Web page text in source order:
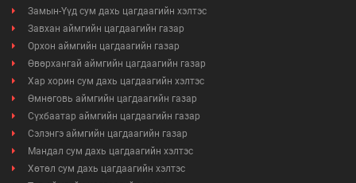
Замын-Үүд сум дахь цагдаагийн хэлтэс
Завхан аймгийн цагдаагийн газар
Орхон аймгийн цагдаагийн газар
Өвөрхангай аймгийн цагдаагийн газар
Хар хорин сум дахь цагдаагийн хэлтэс
Өмнөговь аймгийн цагдаагийн газар
Сүхбаатар аймгийн цагдаагийн газар
Сэлэнгэ аймгийн цагдаагийн газар
Мандал сум дахь цагдаагийн хэлтэс
Хөтөл сум дахь цагдаагийн хэлтэс